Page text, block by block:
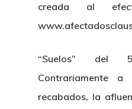
creada al
“Suelos” del
Contrariamente
recabados, la